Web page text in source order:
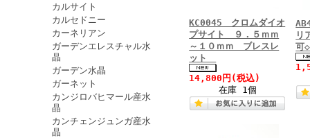
カルサイト
カルセドニー
カーネリアン
ガーデンエレスチャル水
晶
ガーデン水晶
ガーネット
カンジロバヒマール産水
晶
カンチェンジュンガ産水
晶
KC0045 クロムダイオ
プサイト ９．５ｍｍ
～１０ｍｍ ブレスレ
ット
14,800円 (税込)
在庫 1個
リ
可◇